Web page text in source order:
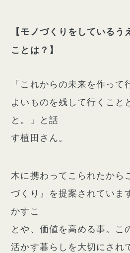
【モノづくりをしている
ことは？】
「これからの未来を作って
よいものを残して行くこと
と。」と話
す植田さん。
木に携わってこられたから
づくり』を提案されていま
かすこ
とや、価値を高める事。こ
活かす暮らしを大切にされ